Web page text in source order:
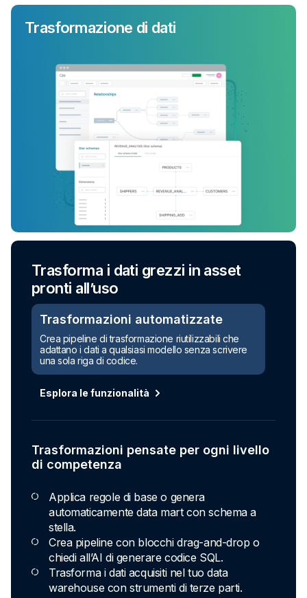
Trasformazione di dati
Trasforma i dati grezzi in asset
pronti all’uso
Trasformazioni automatizzate
Crea pipeline di trasformazione riutilizzabili che
adattano i dati a qualsiasi modello senza scrivere
una sola riga di codice.
Esplora le funzionalità
Trasformazioni pensate per ogni livello
di competenza
Applica regole di base o genera
automaticamente data mart con schema a
stella.
Crea pipeline con blocchi drag-and-drop o
chiedi all’AI di generare codice SQL.
Trasforma i dati acquisiti nel tuo data
warehouse con strumenti di terze parti.